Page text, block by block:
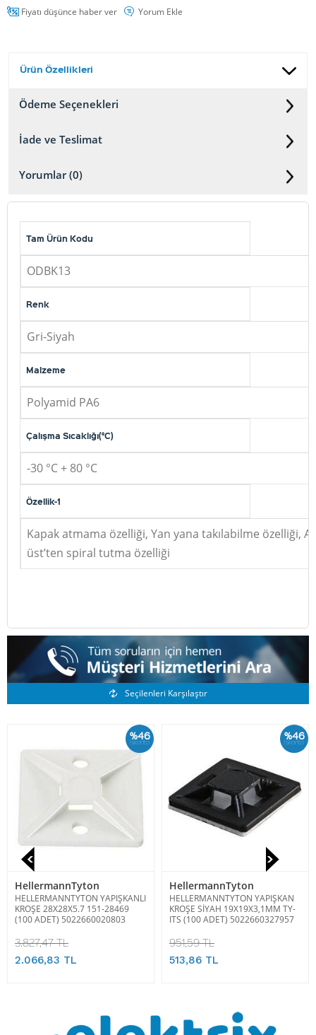
Fiyatı düşünce haber ver Yorum Ekle
Ürün Özellikleri
Ödeme Seçenekleri
İade ve Teslimat
Yorumlar (0)
Tam Ürün Kodu
ODBK13
Renk
Gri-Siyah
Malzeme
Polyamid PA6
Çalışma Sıcaklığı(°C)
-30 °C + 80 °C
Özellik-1
Kapak atmama özelliği, Yan yana takılabilme özelliği,
üst’ten spiral tutma özelliği
Benzer Ürünler
Seçilenleri Karşılaştır
%46
İskonto
HellermannTyton
HELLERMANNTYTON YAPIŞKANLI
KROŞE 28X28X5.7 151-28469
(100 ADET) 5022660020803
3.827,47 TL
2.066,83 TL
%46
İskonto
HellermannTyton
HELLERMANNTYTON YAPIŞKAN
KROŞE SİYAH 19X19X3,1MM TY-
ITS (100 ADET) 5022660327957
951,59 TL
513,86 TL